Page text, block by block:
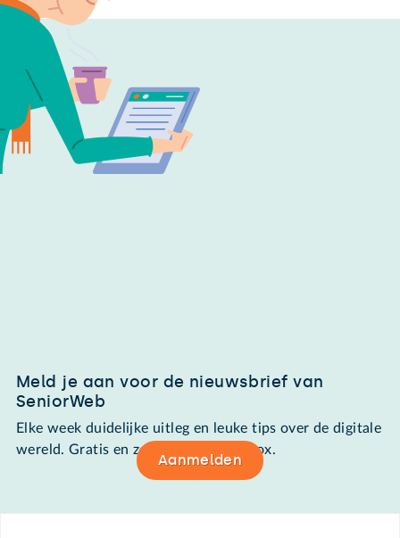
Meld je aan voor de nieuwsbrief van
SeniorWeb
Elke week duidelijke uitleg en leuke tips over de digitale
wereld. Gratis en zomaar in de mailbox.
Aanmelden